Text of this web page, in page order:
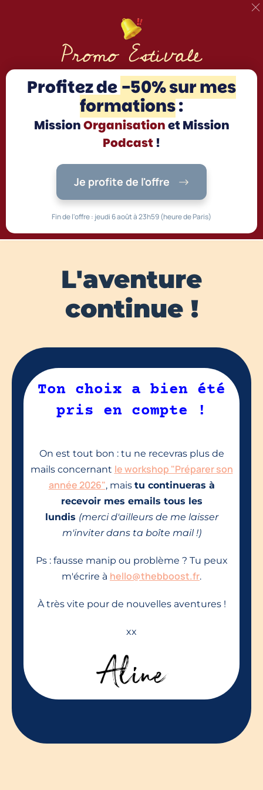
L'aventure
continue !
Ton choix a bien été
pris en compte !
On est tout bon : tu ne recevras plus de
mails concernant le workshop "Préparer son
année 2026", mais tu continueras à
recevoir mes emails tous les
lundis (merci d'ailleurs de me laisser
m'inviter dans ta boîte mail !)
Ps : fausse manip ou problème ? Tu peux
m'écrire à hello@thebboost.fr.
À très vite pour de nouvelles aventures !
xx
Promo Estivale
Profitez de -50% sur mes
formations:
MissionOrganisationet Mission
Podcast!
Je profite de l'offre
Fin de l'offre : jeudi 6 août à 23h59 (heure de Paris)